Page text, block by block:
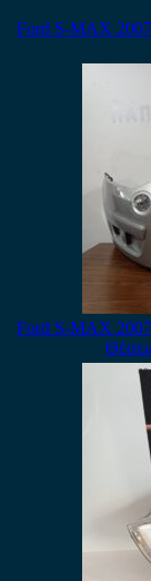
Ford S-MAX
Ford S-MAX